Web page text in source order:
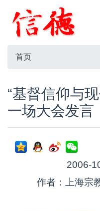
首页
“基督信仰与
一场大会发言
2006-
作者：上海宗